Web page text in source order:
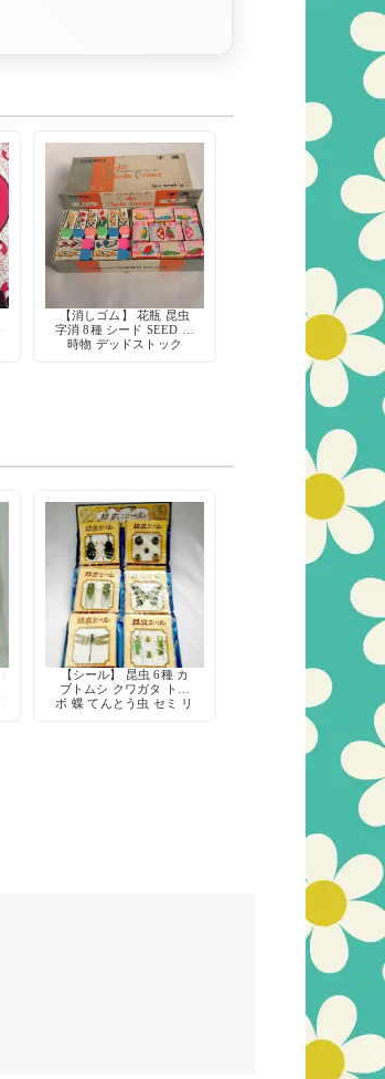
【消しゴム】 花瓶 昆虫
字消 8種 シード SEED 当
時物 デッドストック
【シール】 昆虫 6種 カ
ブトムシ クワガタ トン
ボ 蝶 てんとう虫 セミ リ